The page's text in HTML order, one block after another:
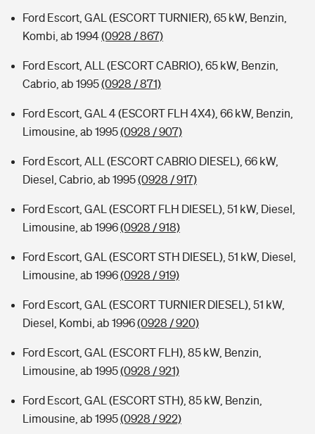
Ford Escort, GAL (ESCORT TURNIER), 65 kW, Benzin,
Kombi, ab 1994(0928 / 867)
Ford Escort, ALL (ESCORT CABRIO), 65 kW, Benzin,
Cabrio, ab 1995(0928 / 871)
Ford Escort, GAL 4 (ESCORT FLH 4X4), 66 kW, Benzin,
Limousine, ab 1995(0928 / 907)
Ford Escort, ALL (ESCORT CABRIO DIESEL), 66 kW,
Diesel, Cabrio, ab 1995(0928 / 917)
Ford Escort, GAL (ESCORT FLH DIESEL), 51 kW, Diesel,
Limousine, ab 1996(0928 / 918)
Ford Escort, GAL (ESCORT STH DIESEL), 51 kW, Diesel,
Limousine, ab 1996(0928 / 919)
Ford Escort, GAL (ESCORT TURNIER DIESEL), 51 kW,
Diesel, Kombi, ab 1996(0928 / 920)
Ford Escort, GAL (ESCORT FLH), 85 kW, Benzin,
Limousine, ab 1995(0928 / 921)
Ford Escort, GAL (ESCORT STH), 85 kW, Benzin,
Limousine, ab 1995(0928 / 922)